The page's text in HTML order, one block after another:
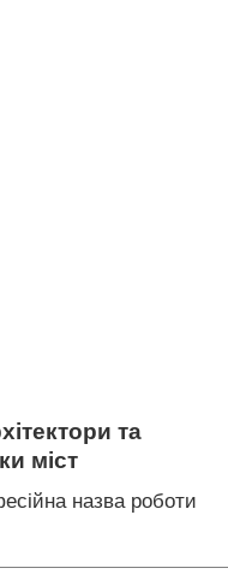
та
міст
назва роботи